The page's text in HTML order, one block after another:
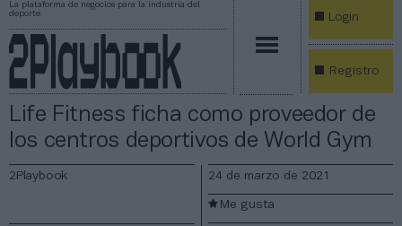
La plataforma de negocios para la industria del
deporte
Login
Registro
Life Fitness ficha como proveedor de
los centros deportivos de World Gym
2Playbook 24 de marzo de 2021
Me gusta